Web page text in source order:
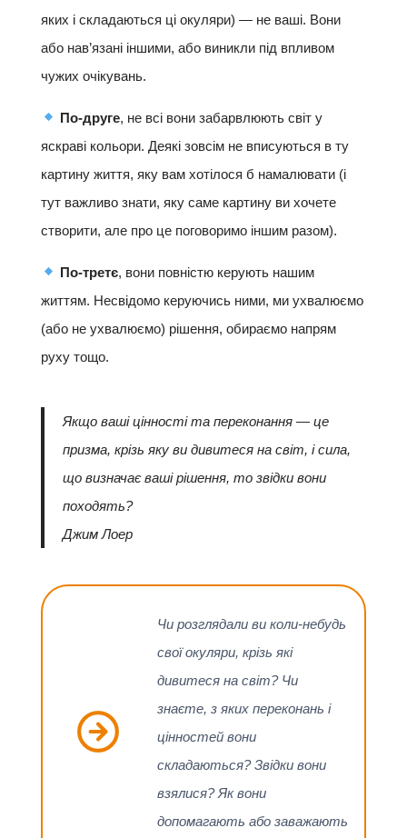
яких і складаються ці окуляри) — не ваші. Вони
або нав’язані іншими, або виникли під впливом
чужих очікувань.
По-друге, не всі вони забарвлюють світ у
яскраві кольори. Деякі зовсім не вписуються в ту
картину життя, яку вам хотілося б намалювати (і
тут важливо знати, яку саме картину ви хочете
створити, але про це поговоримо іншим разом).
По-третє, вони повністю керують нашим
життям. Несвідомо керуючись ними, ми ухвалюємо
(або не ухвалюємо) рішення, обираємо напрям
руху тощо.
Якщо ваші цінності та переконання — це
призма, крізь яку ви дивитеся на світ, і сила,
що визначає ваші рішення, то звідки вони
походять?
Джим Лоер
Чи розглядали ви коли-небудь
свої окуляри, крізь які
дивитеся на світ? Чи
знаєте, з яких переконань і
цінностей вони
складаються? Звідки вони
взялися? Як вони
допомагають або заважають